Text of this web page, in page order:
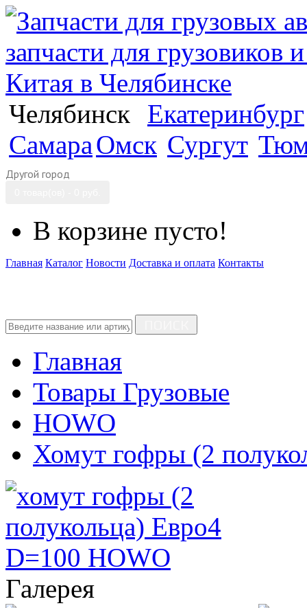
Челябинск
Екатеринбург
СамараОмск Сургут
Другой город
В корзине пусто!
Главная Каталог Новости Доставка и оплата Контакты
Главная
Товары Грузовые
HOWO
Хомут гофры (2
Галерея